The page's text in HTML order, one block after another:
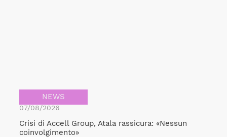
NEWS
07/08/2026
Crisi di Accell Group, Atala rassicura: «Nessun
coinvolgimento»
Bicicult srl